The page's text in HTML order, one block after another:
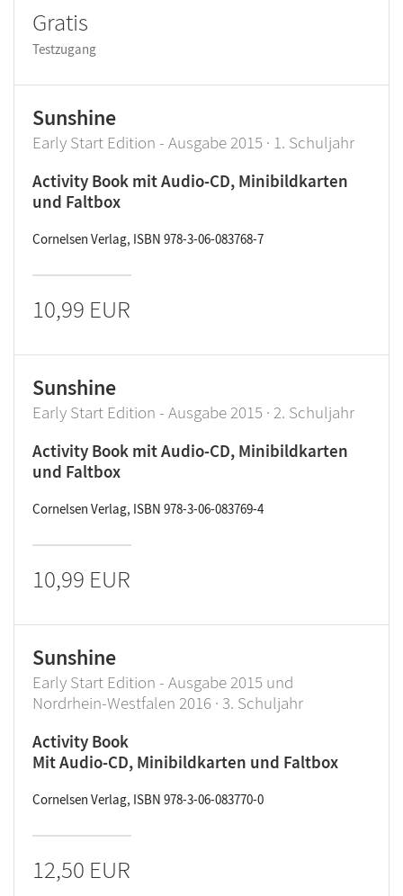
Gratis
Testzugang
Sunshine
Early Start Edition - Ausgabe 2015 · 1. Schuljahr
Activity Book mit Audio-CD, Minibildkarten
und Faltbox
Cornelsen Verlag, ISBN 978-3-06-083768-7
10,99 EUR
Sunshine
Early Start Edition - Ausgabe 2015 · 2. Schuljahr
Activity Book mit Audio-CD, Minibildkarten
und Faltbox
Cornelsen Verlag, ISBN 978-3-06-083769-4
10,99 EUR
Sunshine
Early Start Edition - Ausgabe 2015 und
Nordrhein-Westfalen 2016 · 3. Schuljahr
Activity Book
Mit Audio-CD, Minibildkarten und Faltbox
Cornelsen Verlag, ISBN 978-3-06-083770-0
12,50 EUR